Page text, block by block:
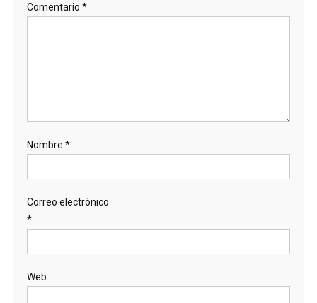
Comentario *
Nombre *
Correo electrónico
*
Web